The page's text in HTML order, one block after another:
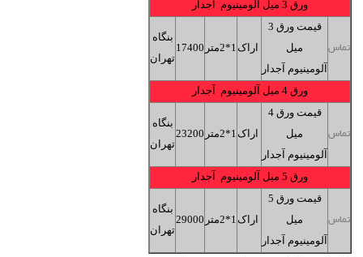
ورق 3 میل آلومینیوم آجدار
تماس
قیمت ورق 3
میل
آلومینیوم آجدار
اراک 1*2متر 17400
بنگاه
تهران
ورق 4 میل آلومینیوم آجدار
تماس
قیمت ورق 4
میل
آلومینیوم آجدار
اراک 1*2متر 23200
بنگاه
تهران
ورق 5 میل آلومینیوم آجدار
تماس
قیمت ورق 5
میل
آلومینیوم آجدار
اراک 1*2متر 29000
بنگاه
تهران